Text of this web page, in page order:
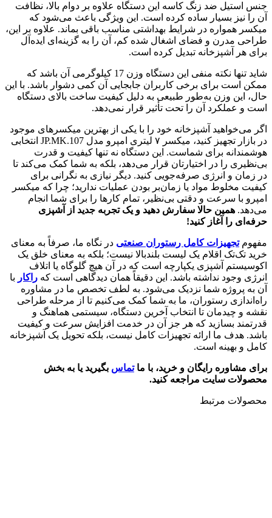
جنس استیل ضد زنگ کاسه این دستگاه علاوه بر دوام بالا، نظافت
آن را نیز بسیار ساده کرده است. این ویژگی باعث می‌شود که
میکسر همواره در شرایط بهداشتی مناسب باقی بماند. علاوه بر این،
طراحی مدرن و فضای اشغال شده کم، آن را به گزینه‌ای ایده‌آل
برای هر آشپزخانه تبدیل کرده است.
شاید تنها نکته منفی این دستگاه وزن 17 کیلوگرمی آن باشد که
ممکن است برای برخی کاربران جابجایی آن کمی دشوار باشد. با این
حال، این وزن به‌طور طبیعی به دلیل کیفیت ساخت بالای دستگاه
است و عملکرد آن را تحت تأثیر قرار نمی‌دهد.
اگر می‌خواهید آشپزخانه خود را با یکی از بهترین میکسرهای موجود
در بازار تجهیز کنید، میکسر ۷ لیتری امپرو مدل JP.MK.107 انتخابی
هوشمندانه برای شماست. این دستگاه نه تنها کیفیت و قدرت
بی‌نظیری را در اختیارتان قرار می‌دهد، بلکه به شما کمک می‌کند تا
در زمان و انرژی صرفه‌جویی کنید. دیگر نیازی به نگرانی برای
کیفیت مخلوط مواد یا زمان‌بر بودن عملیات ندارید؛ چرا که میکسر
امپرو با سرعت و دقتی بی‌نظیر، تمام کارها را برای شما انجام
می‌دهد. همین حالا سفارش دهید و یک تجربه جدید از آشپزی
حرفه‌ای را آغاز کنید!
مفهومتجهیزات کامل رستوران صنعتی در نگاه ما، صرفاً به معنای
خرید تک‌تک اقلام یک لیست بلندبالا نیست؛ بلکه به معنای خلق یک
اکوسیستم آشپزی یکپارچه است که در آن هیچ گلوگاه یا اتلاف
انرژی وجود نداشته باشد. این دقیقاً همان دیدگاهی است که راکار با
آن به پروژه شما نزدیک می‌شود. به لطف تخصص ما در مشاوره
راه‌اندازی رستوران، ما به شما کمک می‌کنیم تا از مرحله طراحی
نقشه و چیدمان تا انتخاب آخرین دستگاه، سیستمی هماهنگ و
قدرتمند بسازید که هر جز آن در خدمت افزایش سرعت و کیفیت
باشد. هدف ما ارائه تجهیزات کامل نیست، بلکه تحویل یک آشپزخانه
کامل و بهینه است.
برای مشاوره رایگان و خرید، با ماتماس بگیرید یا به بخش
محصولات سایت مراجعه کنید.
محصولات مرتبط